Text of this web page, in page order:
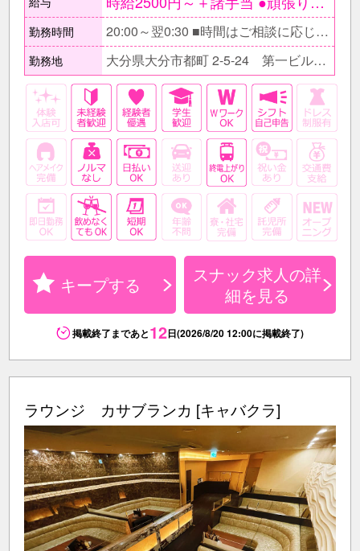
勤務時間 20:00～翌0:30 ■時間はご相談に応じます。
勤務地 大分県大分市都町 2-5-24 第一ビルⅡ 5F
キープする
スナック求人の詳
細を見る
掲載終了まであと12日(2026/8/20 12:00に掲載終了)
ラウンジ カサブランカ [キャバクラ]